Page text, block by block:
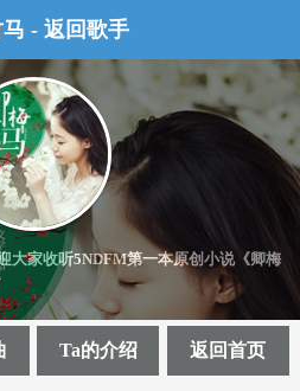
- 返回歌手
大家收听5NDFM第一本原创小说《卿梅
Ta的介绍 返回首页